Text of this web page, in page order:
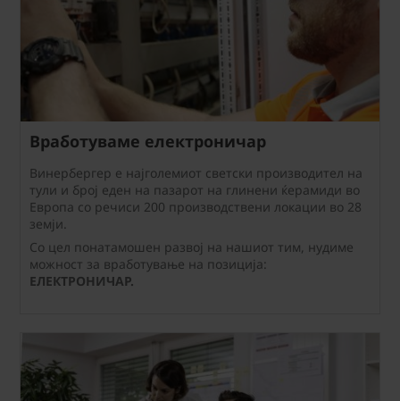
Вработуваме електроничар
Винербергер е најголемиот светски производител на
тули и број еден на пазарот на глинени ќерамиди во
Европа со речиси 200 производствени локации во 28
земји.
Со цел понатамошен развој на нашиот тим, нудиме
можност за вработување на позиција:
ЕЛЕКТРОНИЧАР.